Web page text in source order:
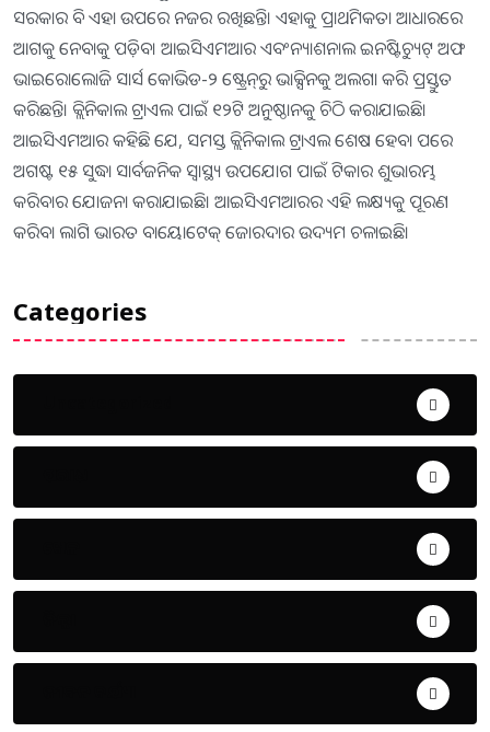
ସରକାର ବି ଏହା ଉପରେ ନଜର ରଖିଛନ୍ତି। ଏହାକୁ ପ୍ରାଥମିକତା ଆଧାରରେ
ଆଗକୁ ନେବାକୁ ପଡ଼ିବ। ଆଇସିଏମଆର ଏବଂନ୍ୟାଶନାଲ ଇନଷ୍ଟିଚ୍ୟୁଟ୍‌ ଅଫ
ଭାଇରୋଲୋଜି ସାର୍ସ କୋଭିଡ-୨ ଷ୍ଟ୍ରେନ୍‌ରୁ ଭାକ୍ସିନକୁ ଅଲଗା କରି ପ୍ରସ୍ତୁତ
କରିଛନ୍ତି। କ୍ଲିନିକାଲ ଟ୍ରାଏଲ ପାଇଁ ୧୨ଟି ଅନୁଷ୍ଠାନକୁ ଚିଠି କରାଯାଇଛି।
ଆଇସିଏମଆର କହିଛି ଯେ, ସମସ୍ତ କ୍ଲିନିକାଲ ଟ୍ରାଏଲ ଶେଷ ହେବା ପରେ
ଅଗଷ୍ଟ ୧୫ ସୁଦ୍ଧା ସାର୍ବଜନିକ ସ୍ବାସ୍ଥ୍ୟ ଉପଯୋଗ ପାଇଁ ଟିକାର ଶୁଭାରମ୍ଭ
କରିବାର ଯୋଜନା କରାଯାଇଛି। ଆଇସିଏମଆରର ଏହି ଲକ୍ଷ୍ୟକୁ ପୂରଣ
କରିବା ଲାଗି ଭାରତ ବାୟୋଟେକ୍‌ ଜୋରଦାର ଉଦ୍ୟମ ଚଳାଇଛି।
Categories